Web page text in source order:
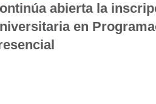
abierta la
en